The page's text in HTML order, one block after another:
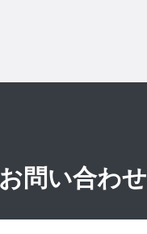
お問い合わ